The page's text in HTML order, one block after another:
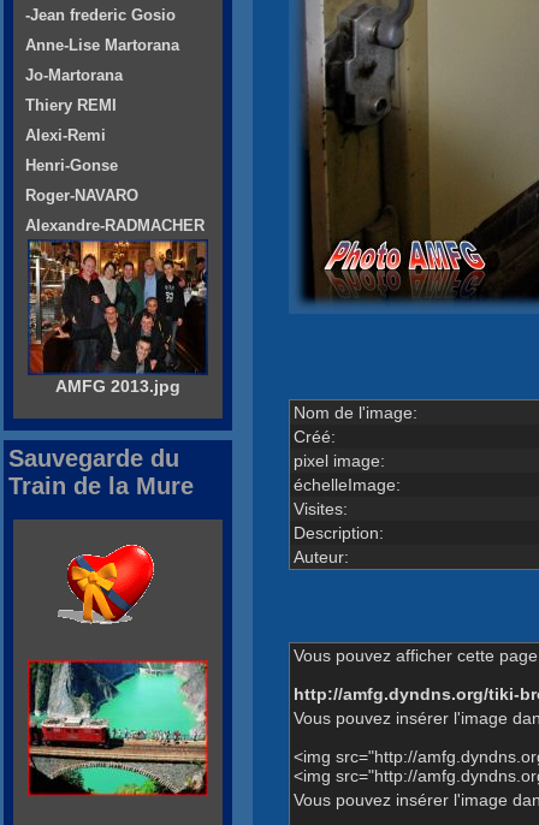
Nom de l'image:
Créé:
pixel image:
échelleImage:
Visites:
Description:
Auteur:
Vous pouvez afficher cette
http://amfg.dyndns.org/tiki-
Vous pouvez insérer l'image
<img src="http://
<img src="http://
Vous pouvez insérer l'image
-Jean frederic Gosio
Anne-Lise Martorana
Jo-Martorana
Thiery REMI
Alexi-Remi
Henri-Gonse
Roger-NAVARO
Alexandre-RADMACHER
AMFG 2013.jpg
Sauvegarde du
Train de la Mure